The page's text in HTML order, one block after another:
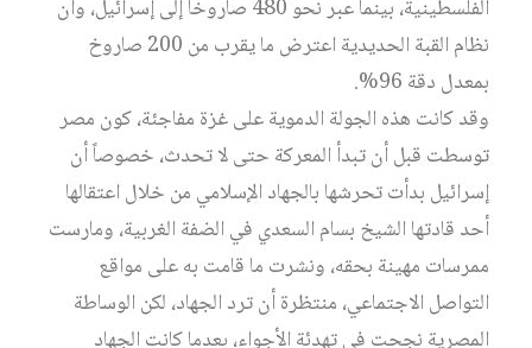
الفلسطينية، بينما عبر نحو 480 صاروخاً إلى إسرائيل، وأن
نظام القبة الحديدية اعترض ما يقرب من 200 صاروخ
بمعدل دقة 96%.
وقد كانت هذه الجولة الدموية على غزة مفاجئة، كون مصر
توسطت قبل أن تبدأ المعركة حتى لا تحدث، خصوصاً أن
إسرائيل بدأت تحرشها بالجهاد الإسلامي من خلال اعتقالها
أحد قادتها الشيخ بسام السعدي في الضفة الغربية، ومارست
ممرسات مهينة بحقه، ونشرت ما قامت به على مواقع
التواصل الاجتماعي، منتظرة أن ترد الجهاد، لكن الوساطة
المصرية نجحت في تهدئة الأجواء، بعدما كانت الجهاد